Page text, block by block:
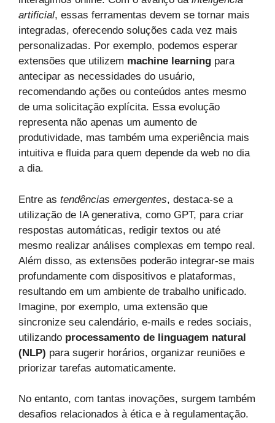
artificial, essas ferramentas devem se tornar mais
integradas, oferecendo soluções cada vez mais
personalizadas. Por exemplo, podemos esperar
extensões que utilizem machine learning para
antecipar as necessidades do usuário,
recomendando ações ou conteúdos antes mesmo
de uma solicitação explícita. Essa evolução
representa não apenas um aumento de
produtividade, mas também uma experiência mais
intuitiva e fluida para quem depende da web no dia
a dia.
Entre as tendências emergentes, destaca-se a
utilização de IA generativa, como GPT, para criar
respostas automáticas, redigir textos ou até
mesmo realizar análises complexas em tempo real.
Além disso, as extensões poderão integrar-se mais
profundamente com dispositivos e plataformas,
resultando em um ambiente de trabalho unificado.
Imagine, por exemplo, uma extensão que
sincronize seu calendário, e-mails e redes sociais,
utilizando processamento de linguagem natural
(NLP) para sugerir horários, organizar reuniões e
priorizar tarefas automaticamente.
No entanto, com tantas inovações, surgem também
desafios relacionados à ética e à regulamentação.